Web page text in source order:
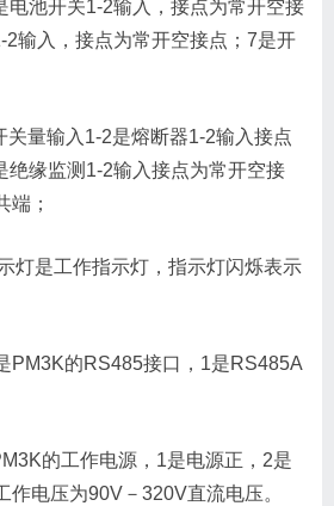
电池开关1-2输入，接点为常开空接
2输入，接点为常开空接点；7是开
关量输入1-2是熔断器1-2输入接点
绝缘监测1-2输入接点为常开空接
端；
灯是工作指示灯，指示灯闪烁表示
PM3K的RS485接口，1是RS485A
的工作电源，1是电源正，2是
作电压为90V－320V直流电压。